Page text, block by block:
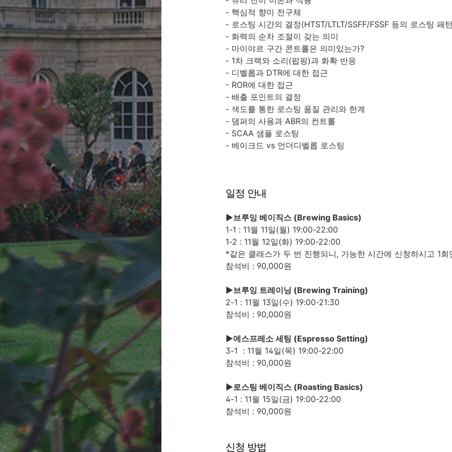
- 핵심적 향미 전구체
- 로스팅 시간의 결정(HTST/LTLT/SSFF/FSSF 등의 로스팅 패
- 화력의 순차 조절이 갖는 의미
- 마이야르 구간 콘트롤은 의미있는가?
- 1차 크랙와 소리(팝핑)과 화확 반응
- 디벨롭과 DTR에 대한 접근
- ROR에 대한 접근
- 배출 포인트의 결정
- 색도를 통한 로스팅 품질 관리와 한계
- 댐퍼의 사용과 ABR의 컨트롤
- SCAA 샘플 로스팅
- 베이크드 vs 언더디벨롭 로스팅
일정 안내
►브루잉 베이직스 (Brewing Basics)
1-1 : 11월 11일(월) 19:00-22:00
1-2 : 11월 12일(화) 19:00-22:00
*같은 클래스가 두 번 진행되니, 가능한 시간에 신청하시고 1
참석비 : 90,000원
►브루잉 트레이닝 (Brewing Training)
2-1 : 11월 13일(수) 19:00-21:30
참석비 : 90,000원
►에스프레소 세팅 (Espresso Setting)
3-1 : 11월 14일(목) 19:00-22:00
참석비 : 90,000원
►로스팅 베이직스 (Roasting Basics)
4-1 : 11월 15일(금) 19:00-22:00
참석비 : 90,000원
신청 방법